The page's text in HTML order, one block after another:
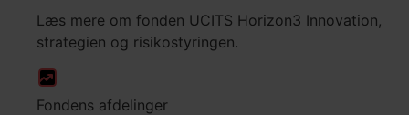
Læs mere om fonden UCITS Horizon3 Innovation,
strategien og risikostyringen.
Fondens afdelinger